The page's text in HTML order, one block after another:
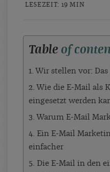
LESEZEIT: 19 MIN
Table of
1. Wir stellen vor:
2. Wie die E-Mail als
eingesetzt werden
3. Warum E-Mail
4. Ein E-Mail
einfacher
5. Die E-Mail in den